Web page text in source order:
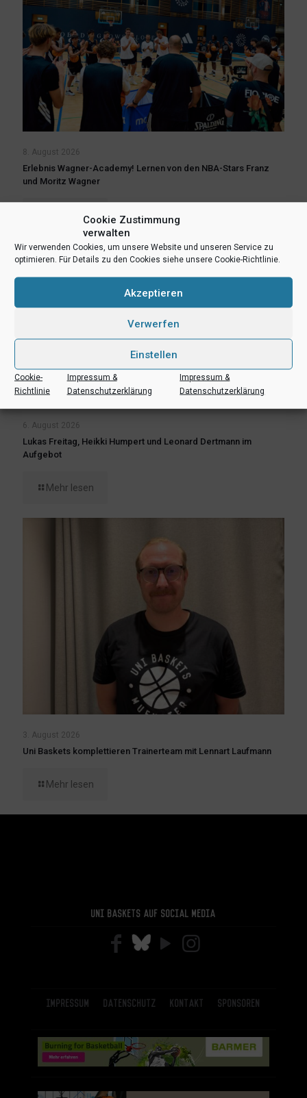
Cookie Zustimmung
verwalten
Wir verwenden Cookies, um unsere Website und unseren Service zu
optimieren. Für Details zu den Cookies siehe unsere Cookie-Richtlinie.
Akzeptieren
Verwerfen
Einstellen
Cookie-
Richtlinie
Impressum &
Datenschutzerklärung
Impressum &
Datenschutzerklärung
8. August 2026
Erlebnis Wagner-Academy! Lernen von den NBA-Stars Franz
und Moritz Wagner
Mehr lesen
6. August 2026
Lukas Freitag, Heikki Humpert und Leonard Dertmann im
Aufgebot
Mehr lesen
3. August 2026
Uni Baskets komplettieren Trainerteam mit Lennart Laufmann
Mehr lesen
Uni Baskets auf Social Media
Impressum Datenschutz Kontakt Sponsoren